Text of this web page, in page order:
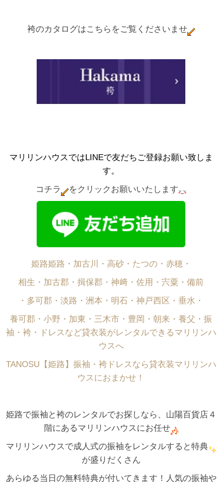
袴のカタログはこちらをご覧くださいませ
マリリンハウスではLINEで友だちご登録お願い致しま
す。
コチラ
をクリックお願いいたします
姫路姫路・加古川・高砂・たつの・赤穂・
相生・加古郡・揖保郡・神﨑・佐用・宍粟・備前
・多可郡・淡路・洲本・明石・神戸西区・垂水・
養可郡・小野・加東・三木市・豊岡・朝来・養父・振
袖・袴・ドレスなど貸衣装がレンタルできるマリリンハ
ウスへ
TANOSU【姫路】振袖・袴ドレスなら貸衣装マリリンハ
ウスにおまかせ！
姫路で振袖と袴のレンタルでお探しなら、山陽百貨店４
階にあるマリリンハウスにお任せ
マリリンハウスで成人式の振袖をレンタルすると特典
が盛りだくさん
あらゆる当日の無料特典が付いてきます！人気の振袖や